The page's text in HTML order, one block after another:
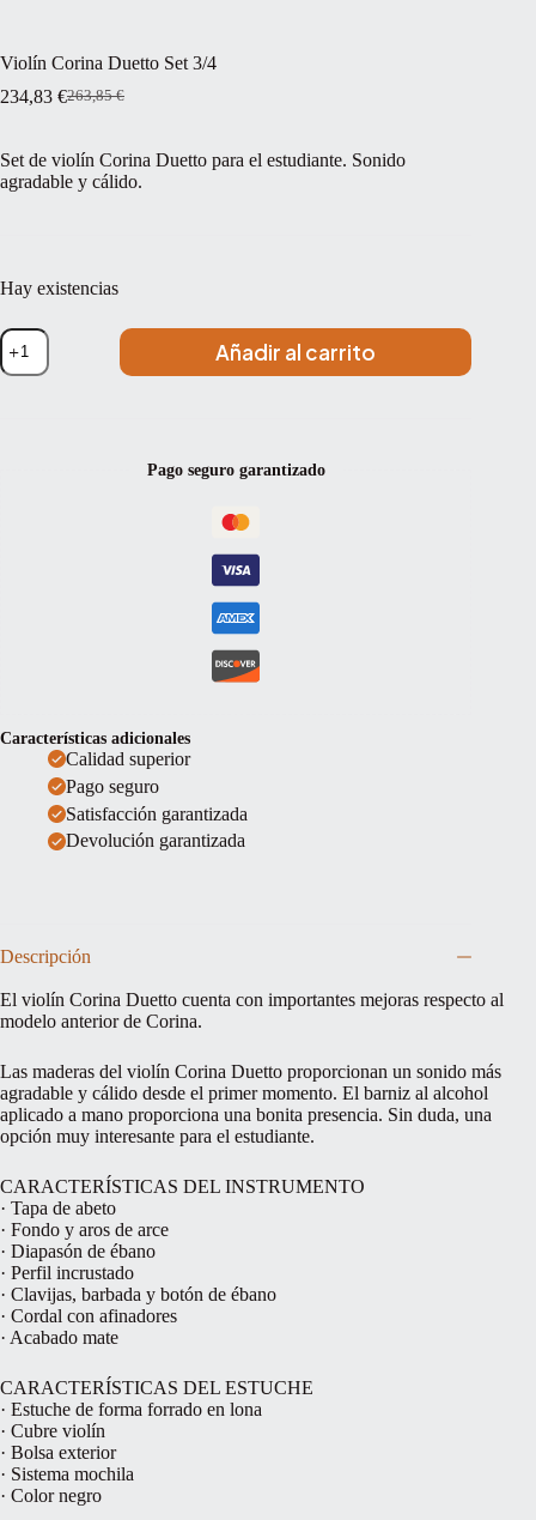
Violín Corina Duetto Set 3/4
263,85€
El
original
era:
263,85 €.
234,83 €El
actual
es:
234,83 €.
Set de violín Corina Duetto para el estudiante. Sonido
agradable y cálido.
Hay existencias
Violín
Corina
Duetto
Añadir al carrito
Pago seguro garantizado
Características adicionales
Calidad superior
Pago seguro
Satisfacción garantizada
Devolución garantizada
Descripción
El violín Corina Duetto cuenta con importantes mejoras respecto al
modelo anterior de Corina.
Las maderas del violín Corina Duetto proporcionan un sonido más
agradable y cálido desde el primer momento. El barniz al alcohol
aplicado a mano proporciona una bonita presencia. Sin duda, una
opción muy interesante para el estudiante.
CARACTERÍSTICAS DEL INSTRUMENTO
· Tapa de abeto
· Fondo y aros de arce
· Diapasón de ébano
· Perfil incrustado
· Clavijas, barbada y botón de ébano
· Cordal con afinadores
· Acabado mate
CARACTERÍSTICAS DEL ESTUCHE
· Estuche de forma forrado en lona
· Cubre violín
· Bolsa exterior
· Sistema mochila
· Color negro